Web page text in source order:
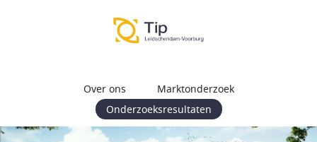
Over ons
Marktonderzoek
Onderzoeksresultaten